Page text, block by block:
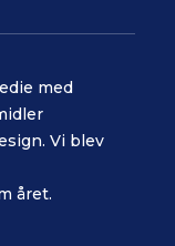
med
Vi blev
året.